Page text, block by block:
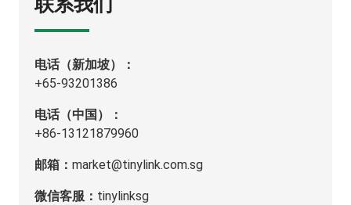
联系我们
电话（新加坡）：
+65-93201386
电话（中国）：
+86-13121879960
邮箱： market@tinylink.com.sg
微信客服： tinylinksg